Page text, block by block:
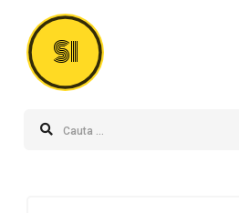
SI